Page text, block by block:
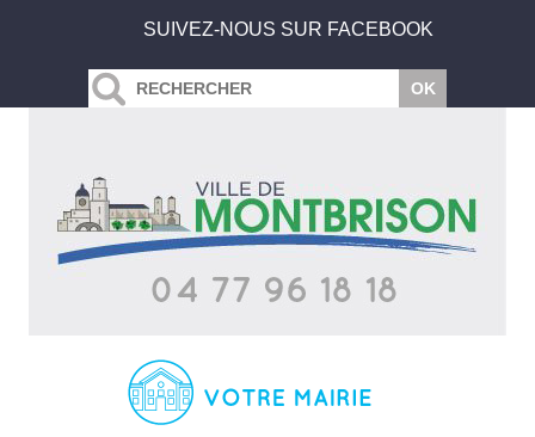
SUIVEZ-NOUS SUR FACEBOOK